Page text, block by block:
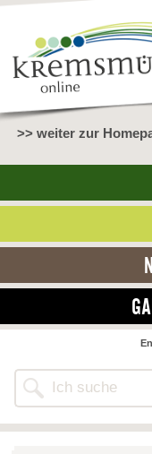
>> weiter zur
>> Bauernmarkt
Bäckerei-